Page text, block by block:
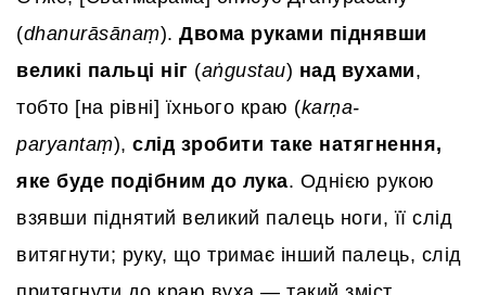
(dhanurāsānaṃ). Двома руками піднявши
великі пальці ніг (aṅgustau) над вухами,
тобто [на рівні] їхнього краю (karṇa-
paryantaṃ), слід зробити таке натягнення,
яке буде подібним до лука. Однією рукою
взявши піднятий великий палець ноги, її слід
витягнути; руку, що тримає інший палець, слід